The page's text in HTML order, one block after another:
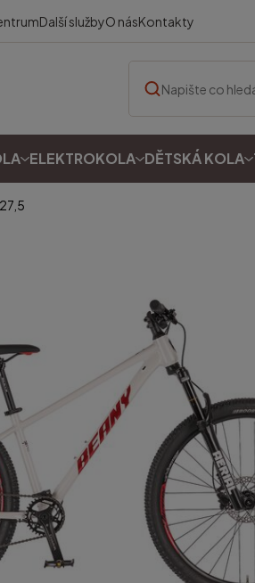
Další službyO násKontakty
ELEKTROKOLA DĚTSKÁ KOLA